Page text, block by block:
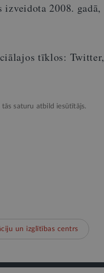
2008. gadā,
tīklos: Twitter,
saturu atbild iesūtītājs.
un izglītības centrs